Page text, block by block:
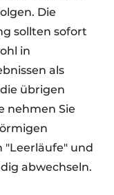
Die
sollten sofort
in
als
übrigen
nehmen Sie
"Leerläufe" und
abwechseln.